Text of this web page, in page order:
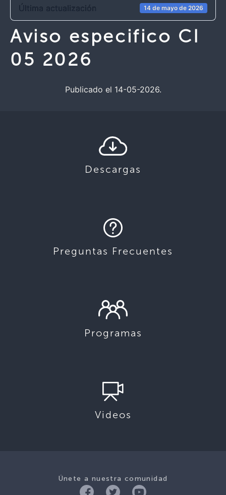
Última actualización 14 de mayo de 2026
Aviso especifico CI
05 2026
Publicado el 14-05-2026.
Descargas
Preguntas Frecuentes
Programas
Videos
Únete a nuestra comunidad